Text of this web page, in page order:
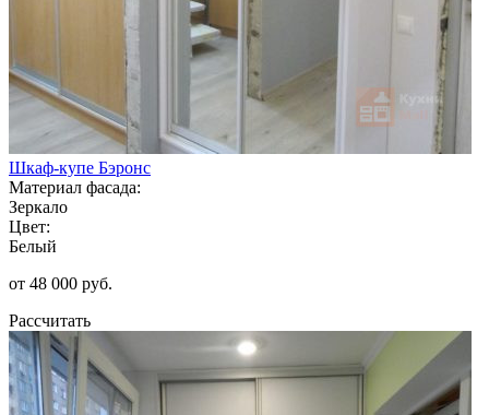
Шкаф-купе Бэронс
Материал фасада:
Зеркало
Цвет:
Белый
от 48 000 руб.
Рассчитать